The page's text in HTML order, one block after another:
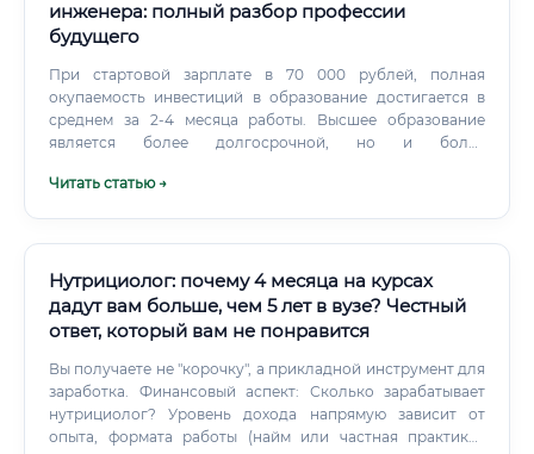
инженера: полный разбор профессии
будущего
При стартовой зарплате в 70 000 рублей, полная
окупаемость инвестиций в образование достигается в
среднем за 2-4 месяца работы. Высшее образование
является более долгосрочной, но и более
Читать статью →
Нутрициолог: почему 4 месяца на курсах
дадут вам больше, чем 5 лет в вузе? Честный
ответ, который вам не понравится
Вы получаете не "корочку", а прикладной инструмент для
заработка. Финансовый аспект: Сколько зарабатывает
нутрициолог? Уровень дохода напрямую зависит от
опыта, формата работы (найм или частная практика),